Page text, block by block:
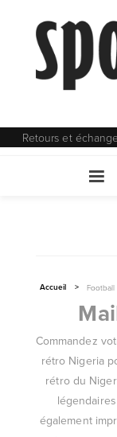
Retours et
Accueil > Football
Commandez
rétro Nigeria
rétro du
également